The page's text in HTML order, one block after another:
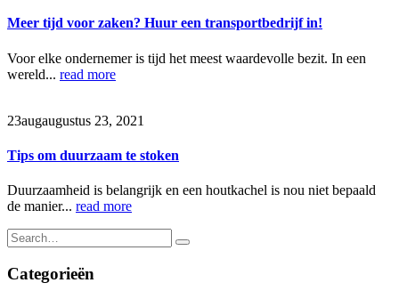
Meer tijd voor zaken? Huur een transportbedrijf in!
Voor elke ondernemer is tijd het meest waardevolle bezit. In een
wereld... read more
23augaugustus 23, 2021
Tips om duurzaam te stoken
Duurzaamheid is belangrijk en een houtkachel is nou niet bepaald
de manier... read more
Categorieën